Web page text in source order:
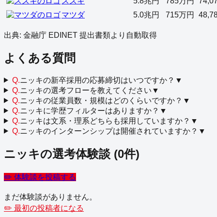
マツダ
5.0兆円 715万円
出典: 金融庁 EDINET 提出書類より自動取得
よくある質問
Q.ニッキの新卒採用の応募締切はいつですか？ ▼
Q.ニッキの選考フローを教えてください ▼
Q.ニッキの従業員数・規模はどのくらいですか？ ▼
Q.ニッキに学歴フィルターはありますか？ ▼
Q.ニッキは文系・理系どちらも採用していますか？ ▼
Q.ニッキのインターンシップは開催されていますか？ ▼
ニッキの選考体験談 (0件)
✏️ 体験談を投稿する
まだ体験談がありません。
✏️ 最初の投稿者になる